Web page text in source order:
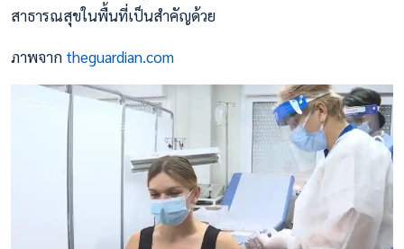
สาธารณสุขในพื้นที่เป็นสำคัญด้วย
ภาพจาก theguardian.com